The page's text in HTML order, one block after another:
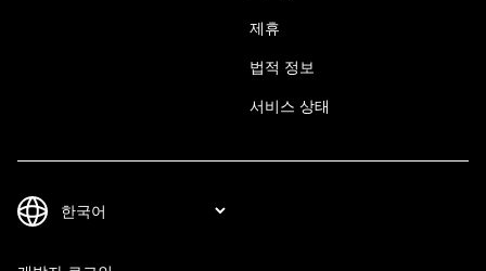
제휴
법적 정보
서비스 상태